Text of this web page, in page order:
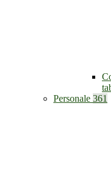
Personale 361